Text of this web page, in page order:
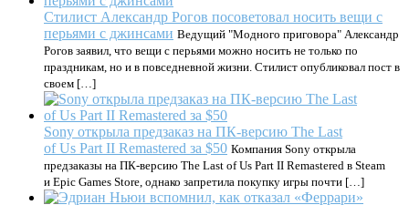
Стилист Александр Рогов посоветовал носить вещи с
перьями с джинсами Ведущий "Модного приговора" Александр
Рогов заявил, что вещи с перьями можно носить не только по
праздникам, но и в повседневной жизни. Стилист опубликовал пост в
своем […]
Sony открыла предзаказ на ПК-версию The Last
of Us Part II Remastered за $50 Компания Sony открыла
предзаказы на ПК-версию The Last of Us Part II Remastered в Steam
и Epic Games Store, однако запретила покупку игры почти […]